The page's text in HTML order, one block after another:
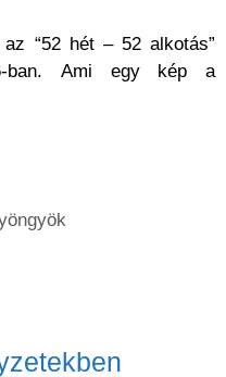
“52 hét – 52 alkotás”
ban. Ami egy kép a